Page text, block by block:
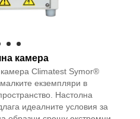
камера
Climatest Symor®
екземпляри в
Настолна
идеалните условия за